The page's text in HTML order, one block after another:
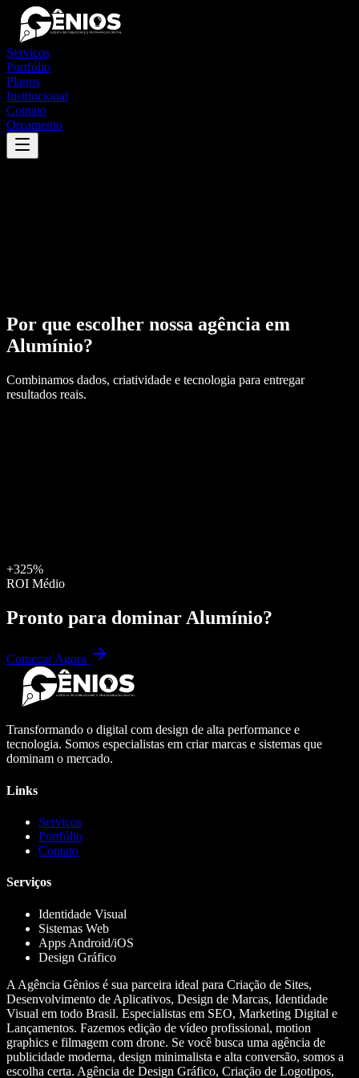
Serviços
Portfólio
Planos
Institucional
Contato
Orçamento
Por que escolher nossa agência em
Alumínio?
Combinamos dados, criatividade e tecnologia para entregar
resultados reais.
+325%
ROI Médio
Pronto para dominar Alumínio?
Começar Agora
Transformando o digital com design de alta performance e
tecnologia. Somos especialistas em criar marcas e sistemas que
dominam o mercado.
Links
Serviços
Portfólio
Contato
Serviços
Identidade Visual
Sistemas Web
Apps Android/iOS
Design Gráfico
A Agência Gênios é sua parceira ideal para Criação de Sites,
Desenvolvimento de Aplicativos, Design de Marcas, Identidade
Visual em todo Brasil. Especialistas em SEO, Marketing Digital e
Lançamentos. Fazemos edição de vídeo profissional, motion
graphics e filmagem com drone. Se você busca uma agência de
publicidade moderna, design minimalista e alta conversão, somos a
escolha certa. Agência de Design Gráfico, Criação de Logotipos,